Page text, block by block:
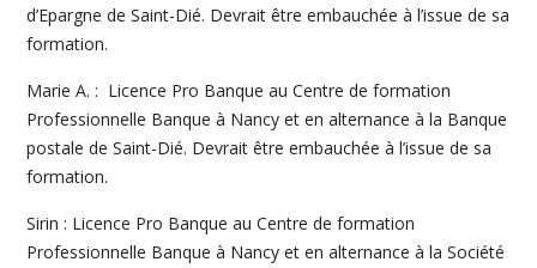
d’Epargne de Saint-Dié. Devrait être embauchée à l’issue de sa
formation.
Marie A. : Licence Pro Banque au Centre de formation
Professionnelle Banque à Nancy et en alternance à la Banque
postale de Saint-Dié. Devrait être embauchée à l’issue de sa
formation.
Sirin : Licence Pro Banque au Centre de formation
Professionnelle Banque à Nancy et en alternance à la Société